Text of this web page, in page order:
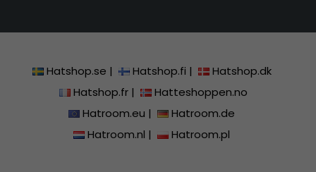
Hatshop.se | Hatshop.fi |
Hatshop.dk
Hatshop.fr|
Hatteshoppen.no
Hatroom.eu |
Hatroom.de
Hatroom.nl | Hatroom.pl